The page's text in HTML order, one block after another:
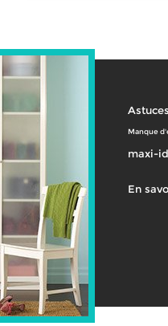
Astuces
Manque
maxi-
En